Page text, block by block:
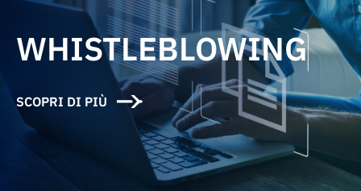
WHISTLEBLOWING
SCOPRI DI PIÙ